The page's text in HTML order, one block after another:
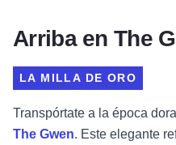
Arriba en The
LA MILLA DE ORO
Transpórtate a la época
The Gwen. Este elegante